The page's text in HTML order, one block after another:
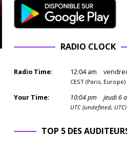
RADIO CLOCK
Radio Time: 12:04 am
CEST (Paris,
Your Time: 10:04pm jeudi 6
UTC (undefined,
TOP 5 DES